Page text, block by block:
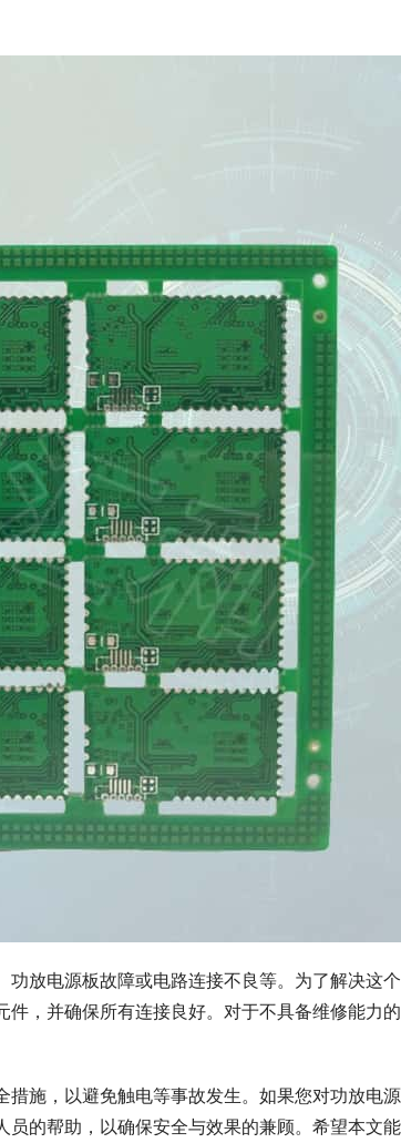
放电源板故障或电路连接不良等。为了解决这
，并确保所有连接良好。对于不具备维修能力
施，以避免触电等事故发生。如果您对功放电
的帮助，以确保安全与效果的兼顾。希望本文